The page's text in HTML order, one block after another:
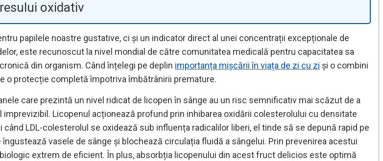
oxidativ
papilele noastre gustative, ci și un indicator direct al unei concentrații excepționale de
este recunoscut la nivel mondial de către comunitatea medicală pentru capacitatea sa
din organism. Când înțelegi pe deplin importanța mișcării în viața de zi cu zi și o combini
o protecție completă împotriva îmbătrânirii premature.
care prezintă un nivel ridicat de licopen în sânge au un risc semnificativ mai scăzut de a
Licopenul acționează profund prin inhibarea oxidării colesterolului cu densitate
LDL-colesterolul se oxidează sub influența radicalilor liberi, el tinde să se depună rapid pe
vasele de sânge și blochează circulația fluidă a sângelui. Prin prevenirea acestui
extrem de eficient. În plus, absorbția licopenului din acest fruct delicios este optimă